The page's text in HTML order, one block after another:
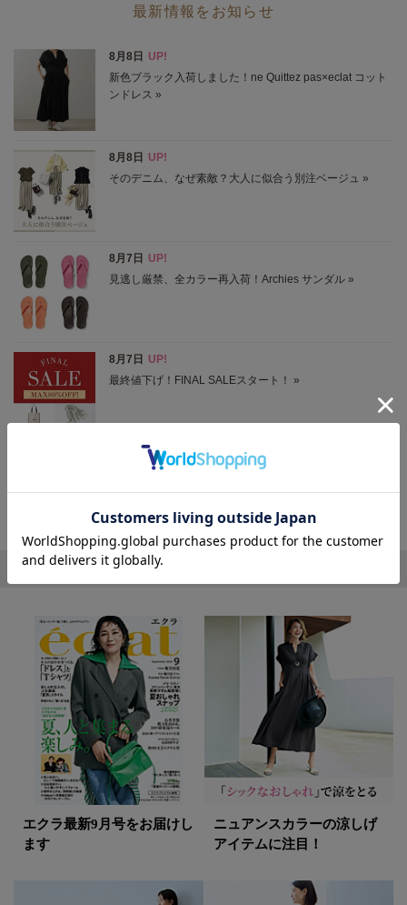
最新情報をお知らせ
ニュースをもっと見る
エクラ おすすめ特集
エクラ最新9月号をお届けし
ます
ニュアンスカラーの涼しげ
アイテムに注目！